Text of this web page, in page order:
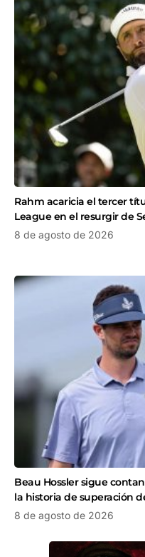
Rahm acaricia el tercer
League en el resurgir de
8 de agosto de 2026
Beau Hossler sigue
la historia de superación
8 de agosto de 2026